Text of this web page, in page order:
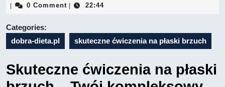
05-
0 Comment 22:44
Categories:
dobra-dieta.pl
skuteczne ćwiczenia na płaski brzuch
Skuteczne ćwiczenia na płaski